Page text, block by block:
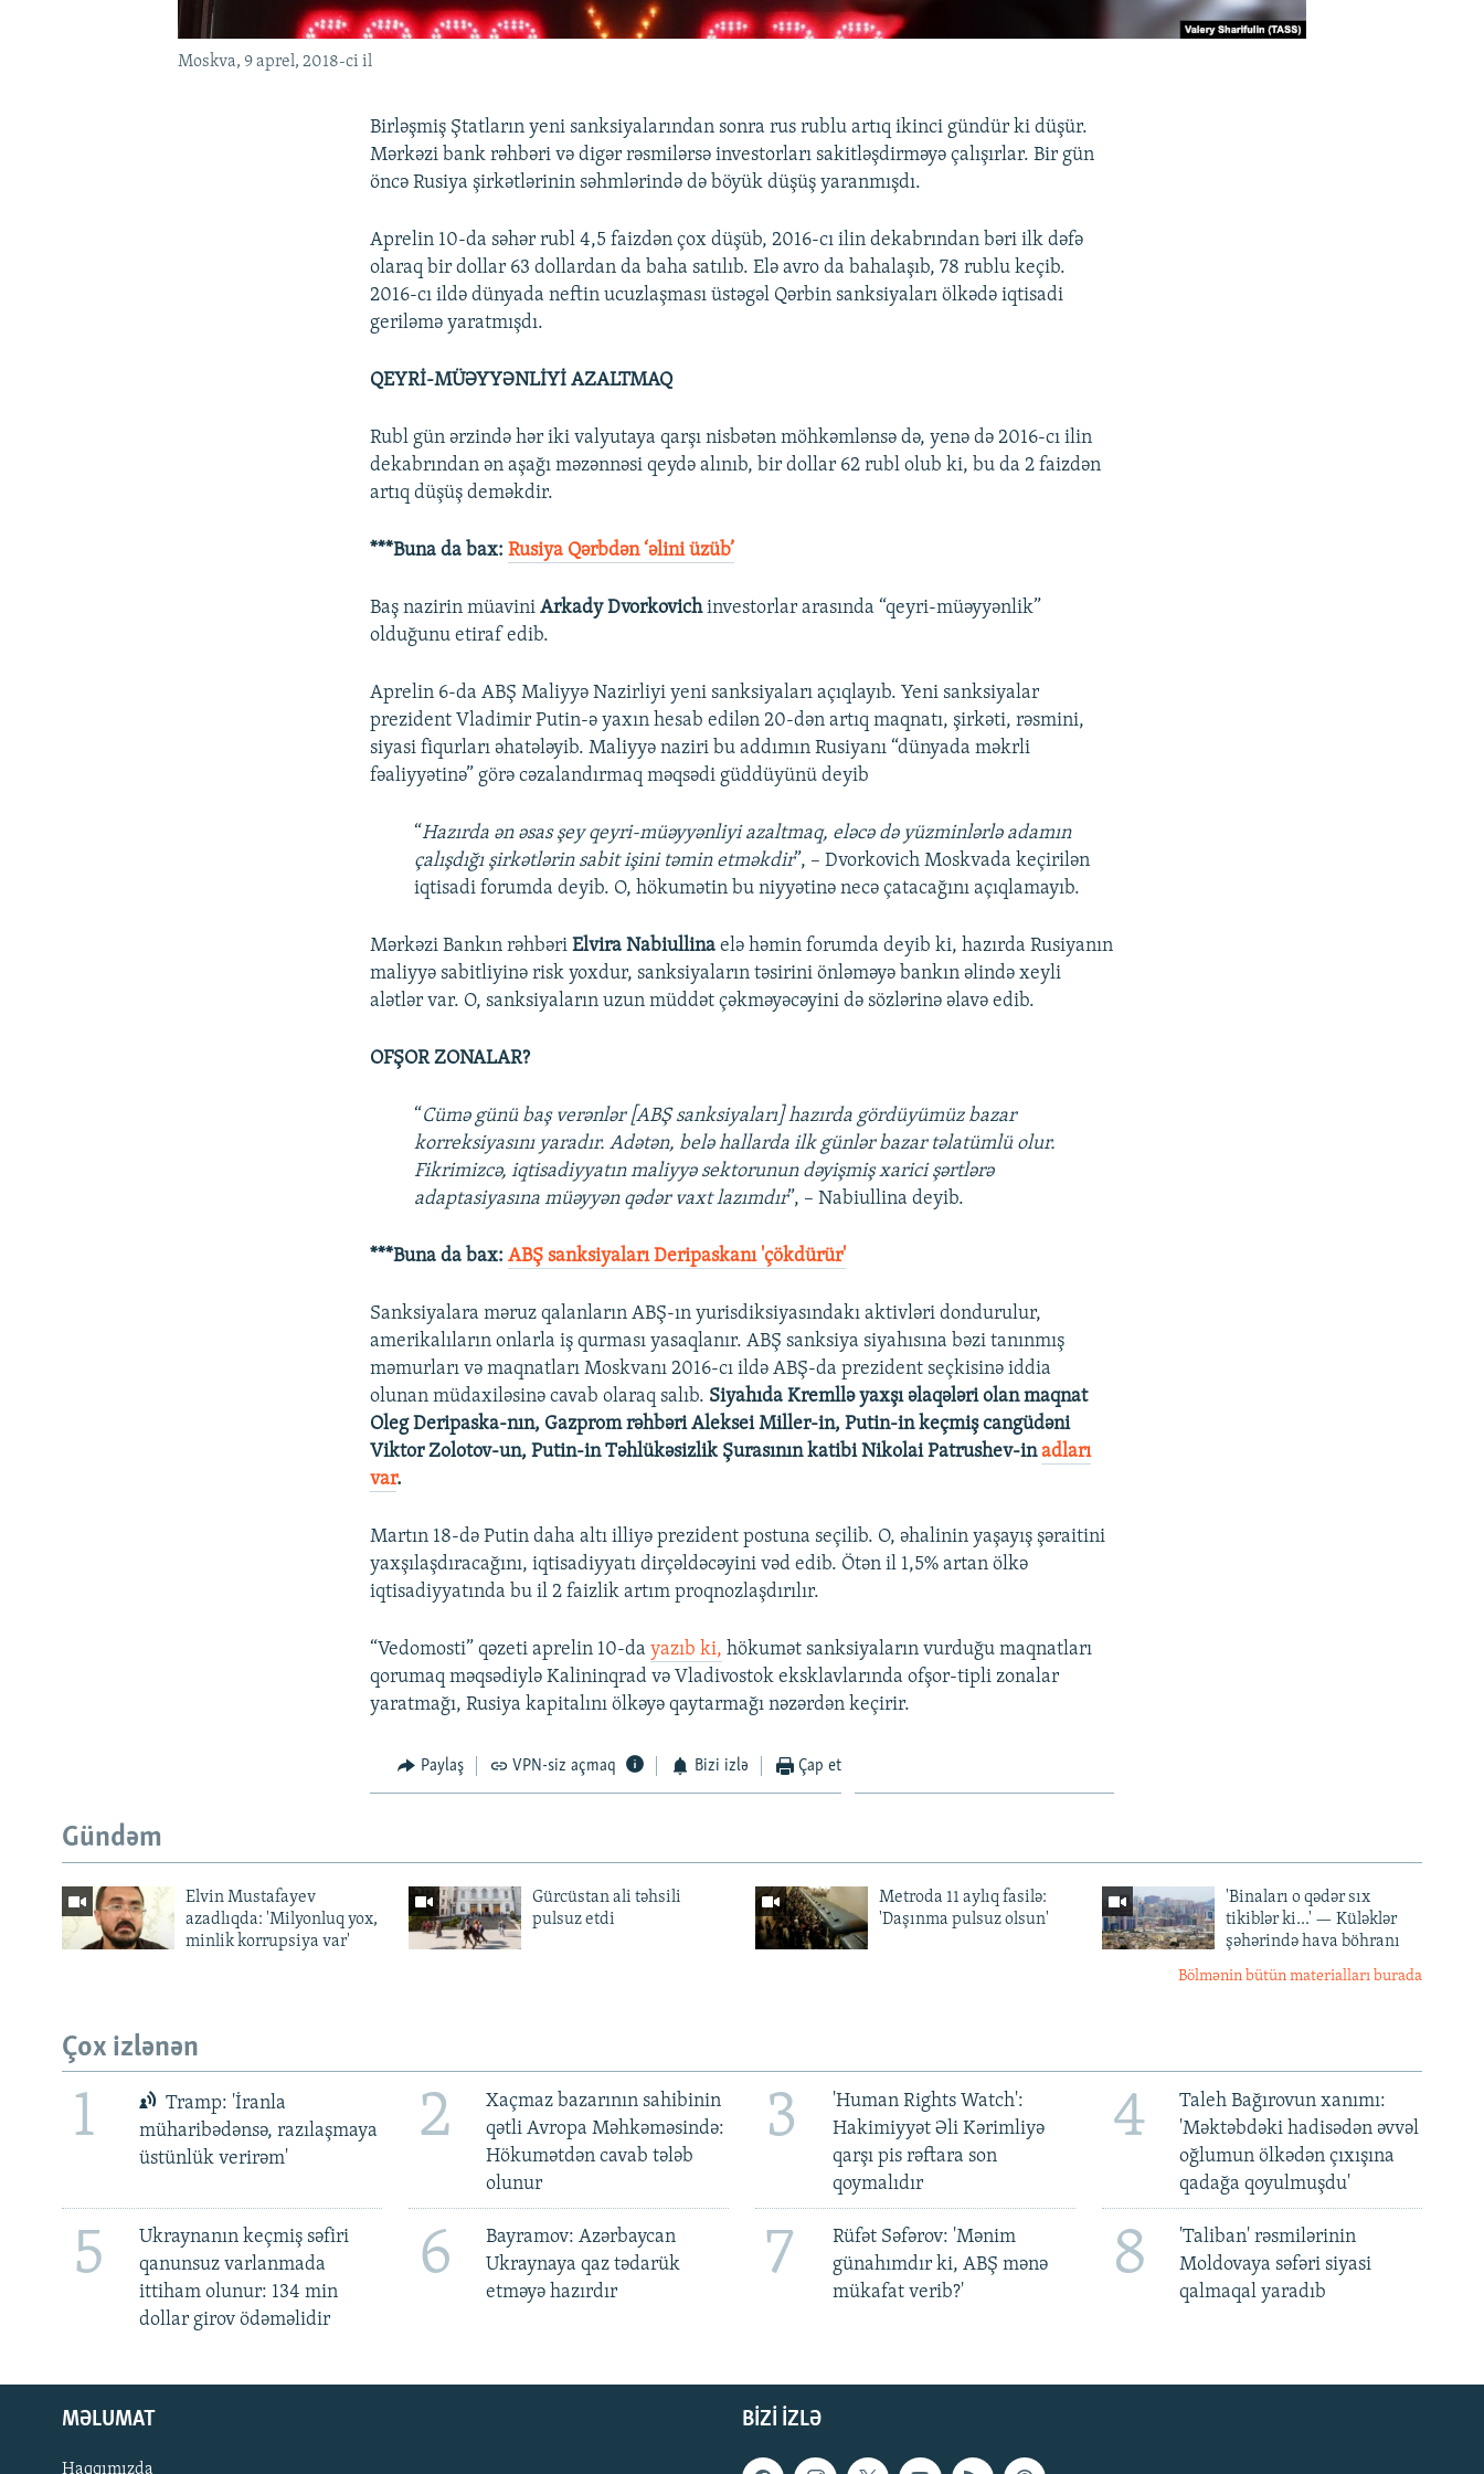
Moskva, 9 aprel, 2018-ci il
Birləşmiş Ştatların yeni sanksiyalarından sonra rus rublu artıq ikinci gündür ki düşür.
Mərkəzi bank rəhbəri və digər rəsmilərsə investorları sakitləşdirməyə çalışırlar. Bir gün
öncə Rusiya şirkətlərinin səhmlərində də böyük düşüş yaranmışdı.
Aprelin 10-da səhər rubl 4,5 faizdən çox düşüb, 2016-cı ilin dekabrından bəri ilk dəfə
olaraq bir dollar 63 dollardan da baha satılıb. Elə avro da bahalaşıb, 78 rublu keçib.
2016-cı ildə dünyada neftin ucuzlaşması üstəgəl Qərbin sanksiyaları ölkədə iqtisadi
geriləmə yaratmışdı.
QEYRİ-MÜƏYYƏNLİYİ AZALTMAQ
Rubl gün ərzində hər iki valyutaya qarşı nisbətən möhkəmlənsə də, yenə də 2016-cı ilin
dekabrından ən aşağı məzənnəsi qeydə alınıb, bir dollar 62 rubl olub ki, bu da 2 faizdən
artıq düşüş deməkdir.
***Buna da bax:Rusiya Qərbdən ‘əlini üzüb’
Baş nazirin müaviniArkady Dvorkovichinvestorlar arasında “qeyri-müəyyənlik”
olduğunu etiraf edib.
Aprelin 6-da ABŞ Maliyyə Nazirliyi yeni sanksiyaları açıqlayıb. Yeni sanksiyalar
prezident Vladimir Putin-ə yaxın hesab edilən 20-dən artıq maqnatı, şirkəti, rəsmini,
siyasi fiqurları əhatələyib. Maliyyə naziri bu addımın Rusiyanı “dünyada məkrli
fəaliyyətinə” görə cəzalandırmaq məqsədi güddüyünü deyib
“Hazırda ən əsas şey qeyri-müəyyənliyi azaltmaq, eləcə də yüzminlərlə adamın
çalışdığı şirkətlərin sabit işini təmin etməkdir”, – Dvorkovich Moskvada keçirilən
iqtisadi forumda deyib. O, hökumətin bu niyyətinə necə çatacağını açıqlamayıb.
Mərkəzi Bankın rəhbəriElvira Nabiullina elə həmin forumda deyib ki, hazırda Rusiyanın
maliyyə sabitliyinə risk yoxdur, sanksiyaların təsirini önləməyə bankın əlində xeyli
alətlər var. O, sanksiyaların uzun müddət çəkməyəcəyini də sözlərinə əlavə edib.
OFŞOR ZONALAR?
“Cümə günü baş verənlər [ABŞ sanksiyaları] hazırda gördüyümüz bazar
korreksiyasını yaradır. Adətən, belə hallarda ilk günlər bazar təlatümlü olur.
Fikrimizcə, iqtisadiyyatın maliyyə sektorunun dəyişmiş xarici şərtlərə
adaptasiyasına müəyyən qədər vaxt lazımdır”, – Nabiullina deyib.
***Buna da bax:ABŞ sanksiyaları Deripaskanı 'çökdürür'
Sanksiyalara məruz qalanların ABŞ-ın yurisdiksiyasındakı aktivləri dondurulur,
amerikalıların onlarla iş qurması yasaqlanır. ABŞ sanksiya siyahısına bəzi tanınmış
məmurları və maqnatları Moskvanı 2016-cı ildə ABŞ-da prezident seçkisinə iddia
olunan müdaxiləsinə cavab olaraq salıb. Siyahıda Kremllə yaxşı əlaqələri olan maqnat
Oleg Deripaska-nın, Gazprom rəhbəri Aleksei Miller-in, Putin-in keçmiş cangüdəni
Viktor Zolotov-un, Putin-in Təhlükəsizlik Şurasının katibi Nikolai Patrushev-inadları
var.
Martın 18-də Putin daha altı illiyə prezident postuna seçilib. O, əhalinin yaşayış şəraitini
yaxşılaşdıracağını, iqtisadiyyatı dirçəldəcəyini vəd edib. Ötən il 1,5% artan ölkə
iqtisadiyyatında bu il 2 faizlik artım proqnozlaşdırılır.
“Vedomosti” qəzeti aprelin 10-dayazıb ki, hökumət sanksiyaların vurduğu maqnatları
qorumaq məqsədiylə Kalininqrad və Vladivostok eksklavlarında ofşor-tipli zonalar
yaratmağı, Rusiya kapitalını ölkəyə qaytarmağı nəzərdən keçirir.
Paylaş VPN-siz açmaq Bizi izlə Çap et
Gündəm
Elvin Mustafayev
azadlıqda: 'Milyonluq yox,
minlik korrupsiya var'
Gürcüstan ali təhsili
pulsuz etdi
Metroda 11 aylıq fasilə:
'Daşınma pulsuz olsun'
'Binaları o qədər sıx
tikiblər ki...' — Küləklər
şəhərində hava böhranı
Bölmənin bütün materialları burada
Çox izlənən
1
Tramp: 'İranla
müharibədənsə, razılaşmaya
üstünlük verirəm'
2
Xaçmaz bazarının sahibinin
qətli Avropa Məhkəməsində:
Hökumətdən cavab tələb
olunur
3
'Human Rights Watch':
Hakimiyyət Əli Kərimliyə
qarşı pis rəftara son
qoymalıdır
4
Taleh Bağırovun xanımı:
'Məktəbdəki hadisədən əvvəl
oğlumun ölkədən çıxışına
qadağa qoyulmuşdu'
5
Ukraynanın keçmiş səfiri
qanunsuz varlanmada
ittiham olunur: 134 min
dollar girov ödəməlidir
6
Bayramov: Azərbaycan
Ukraynaya qaz tədarük
etməyə hazırdır
7
Rüfət Səfərov: 'Mənim
günahımdır ki, ABŞ mənə
mükafat verib?'
8
'Taliban' rəsmilərinin
Moldovaya səfəri siyasi
qalmaqal yaradıb
BIZI IZLƏ
MƏLUMAT
Haqqımızda